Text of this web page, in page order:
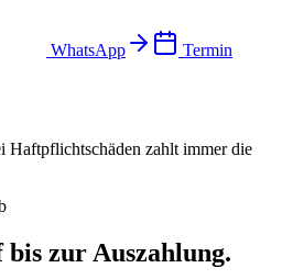
WhatsApp
Termin
Haftpflichtschäden zahlt immer die
bis zur Auszahlung.